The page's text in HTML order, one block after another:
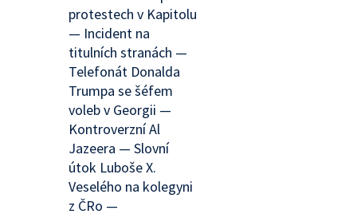
protestech v Kapitolu
— Incident na
titulních stranách —
Telefonát Donalda
Trumpa se šéfem
voleb v Georgii —
Kontroverzní Al
Jazeera — Slovní
útok Luboše X.
Veselého na kolegyni
z ČRo —